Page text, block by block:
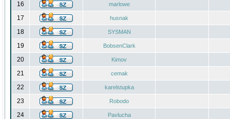
16 marlowe
17 husnak
18 SYSMAN
19 BobsenClark
20 Kimov
21 cemak
22 karelstupka
23 Robodo
24 Pavlucha